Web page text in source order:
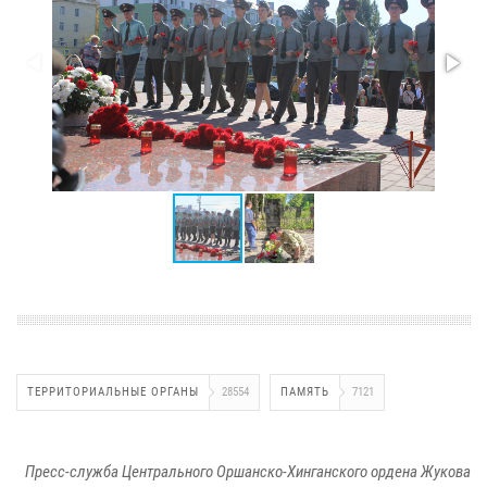
ТЕРРИТОРИАЛЬНЫЕ ОРГАНЫ 28554 ПАМЯТЬ 7121
Пресс-служба Центрального Оршанско-Хинганского ордена Жукова